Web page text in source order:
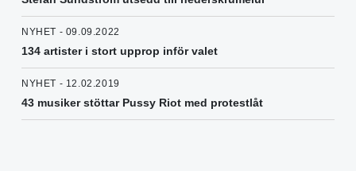
NYHET - 09.09.2022
134 artister i stort upprop inför valet
NYHET - 12.02.2019
43 musiker stöttar Pussy Riot med protestlåt